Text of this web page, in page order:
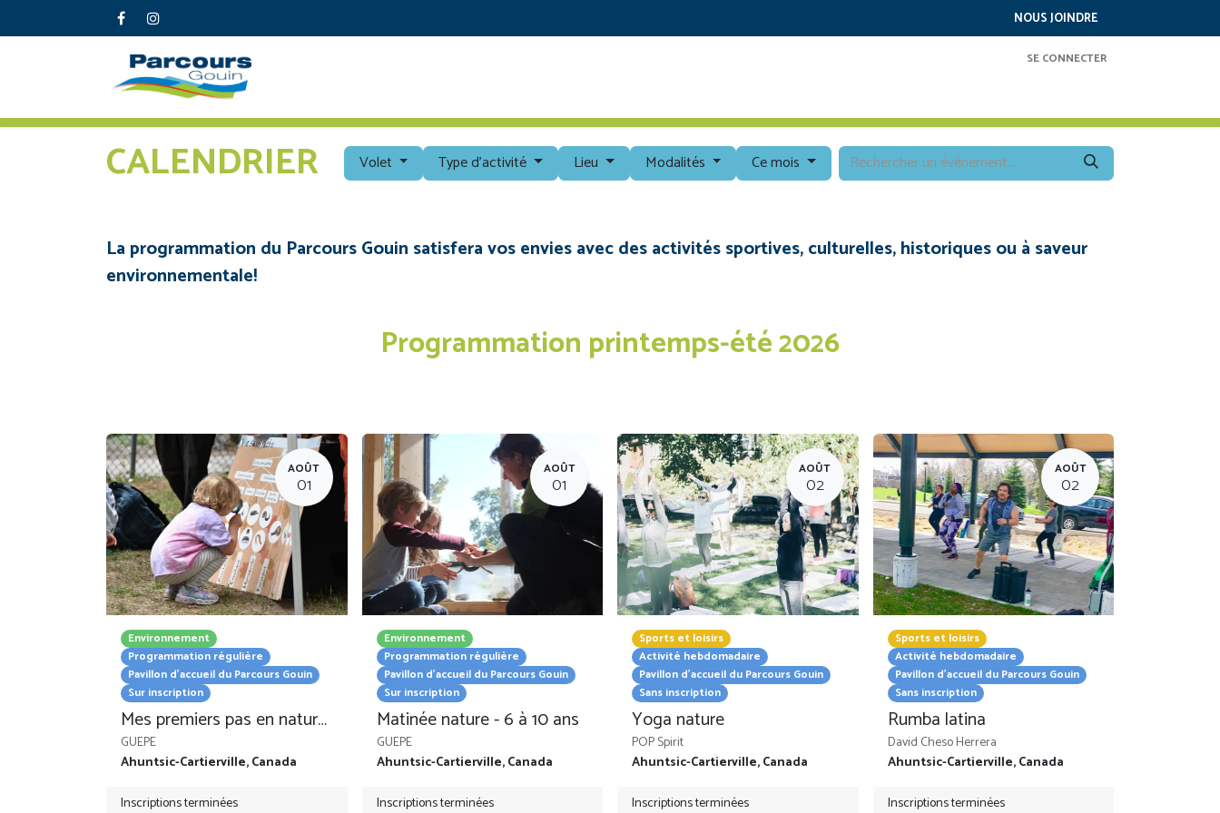
NOUS JOINDRE
SE CONNECTER
CALENDRIER Volet Type d'activité Lieu Modalités Ce mois
La programmation du Parcours Gouin satisfera vos envies avec des activités sportives, culturelles, historiques ou à saveur
environnementale!
Programmation printemps-été 2026
AOÛT
01
Environnement
Programmation régulière
Pavillon d'accueil du Parcours Gouin
Sur inscription
Mes premiers pas en nature - 3 à 5 ans
GUEPE
Ahuntsic-Cartierville,Canada
Inscriptions terminées
AOÛT
01
Environnement
Programmation régulière
Pavillon d'accueil du Parcours Gouin
Sur inscription
Matinée nature - 6 à 10 ans
GUEPE
Ahuntsic-Cartierville,Canada
Inscriptions terminées
AOÛT
02
Sports et loisirs
Activité hebdomadaire
Pavillon d'accueil du Parcours Gouin
Sans inscription
Yoga nature
POP Spirit
Ahuntsic-Cartierville,Canada
Inscriptions terminées
AOÛT
02
Sports et loisirs
Activité hebdomadaire
Pavillon d'accueil du Parcours Gouin
Sans inscription
Rumba latina
David Cheso Herrera
Ahuntsic-Cartierville,Canada
Inscriptions terminées